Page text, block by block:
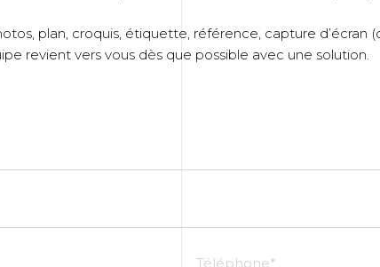
plan, croquis, étiquette, référence, capture d’écran
revient vers vous dès que possible avec une solution.